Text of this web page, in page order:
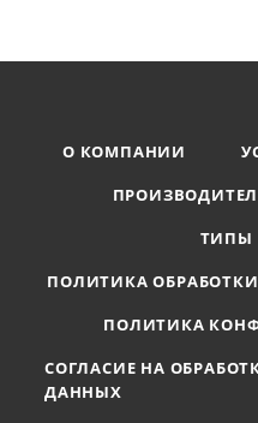
О КОМПАНИИ
ТИПЫ
ПОЛИТИКА
ПОЛИТИКА
СОГЛАСИЕ НА
ДАННЫХ